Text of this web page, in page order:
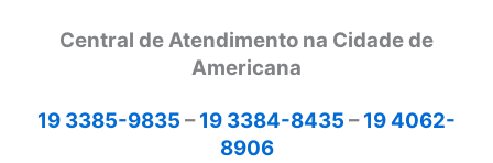
Central de Atendimento na Cidade de
Americana
19 3385-9835 –19 3384-8435 –19 4062-
8906